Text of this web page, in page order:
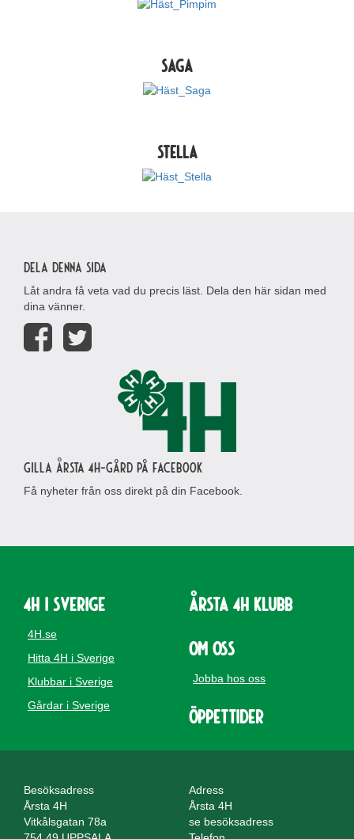
SAGA
STELLA
Dela denna sida
Låt andra få veta vad du precis läst. Dela den här sidan med
dina vänner.
Gilla Årsta 4H-gård på Facebook
Få nyheter från oss direkt på din Facebook.
4H i Sverige
4H.se
Hitta 4H i Sverige
Klubbar i Sverige
Gårdar i Sverige
Årsta 4H Klubb
Om oss
Jobba hos oss
Öppettider
Besöksadress
Årsta 4H
Vitkålsgatan 78a
Adress
Årsta 4H
se besöksadress